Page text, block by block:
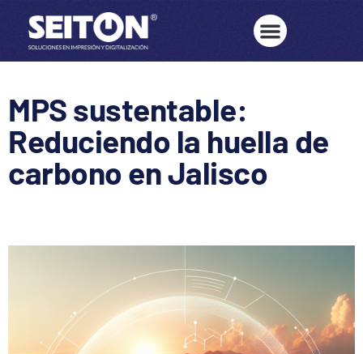
MPS sustentable:
Reduciendo la huella de
carbono en Jalisco